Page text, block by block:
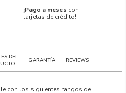
¡Pago a meses con
tarjetas de crédito!
DEL
GARANTÍA REVIEWS
con los siguientes rangos de